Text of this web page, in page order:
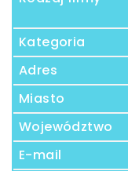
Kategoria
Adres
Miasto
Województwo
E-mail